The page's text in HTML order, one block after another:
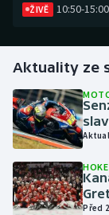
Golf
Gymnastika
Házená
Jezdectví
ŽIVĚ 10:50-15:00
Aktuality ze
Před